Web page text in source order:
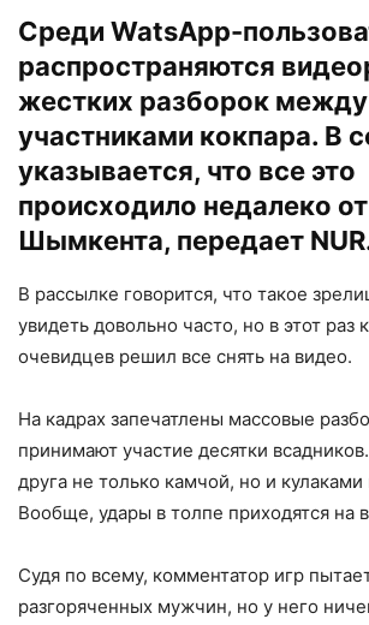
Среди WatsApp-
распространяются
жестких разборок между
участниками кокпара. В
указывается, что все это
происходило недалеко от
Шымкента, передает
В рассылке говорится, что такое
увидеть довольно часто, но в этот раз
очевидцев решил все снять на видео.
На кадрах запечатлены массовые
принимают участие десятки
друга не только камчой, но и кулаками
Вообще, удары в толпе приходятся на
Судя по всему, комментатор игр
разгоряченных мужчин, но у него